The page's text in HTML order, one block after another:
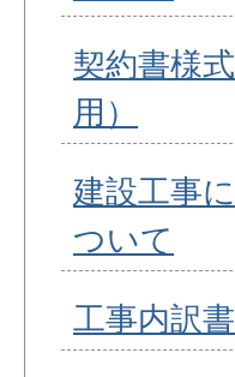
契約書様
用）
建設工事
ついて
工事内訳